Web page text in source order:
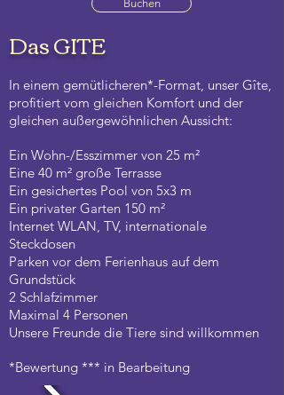
Buchen
Das GITE
In einem gemütlicheren*-Format, unser Gîte,
profitiert vom gleichen Komfort und der
gleichen außergewöhnlichen Aussicht:
Ein Wohn-/Esszimmer von 25 m²
Eine 40 m² große Terrasse
Ein gesichertes Pool von 5x3 m
Ein privater Garten 150 m²
Internet WLAN, TV, internationale
Steckdosen
Parken vor dem Ferienhaus auf dem
Grundstück
2 Schlafzimmer
Maximal 4 Personen
Unsere Freunde die Tiere sind willkommen
*Bewertung *** in Bearbeitung